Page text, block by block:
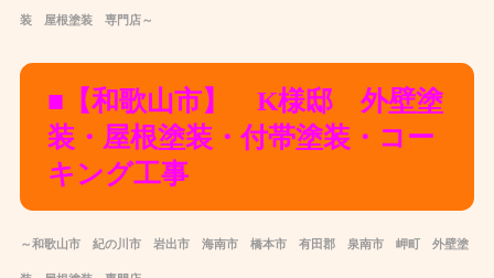
装 屋根塗装 専門店～
■【和歌山市】 K様邸 外壁塗
装・屋根塗装・付帯塗装・コー
キング工事
～和歌山市 紀の川市 岩出市 海南市 橋本市 有田郡 泉南市 岬町 外壁塗